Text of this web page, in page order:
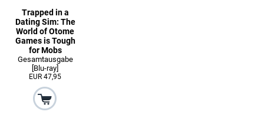
Trapped in a
Dating Sim: The
World of Otome
Games is Tough
for Mobs
Gesamtausgabe
[Blu-ray]
EUR 47,95